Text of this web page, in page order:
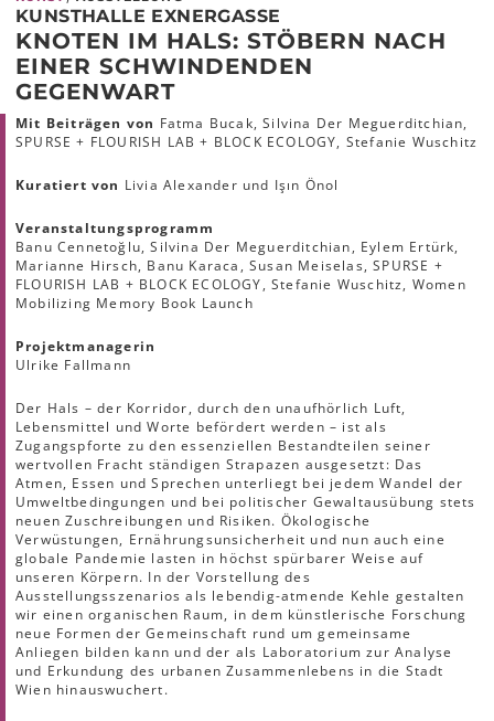
KUNSTHALLE EXNERGASSE
KNOTEN IM HALS: STÖBERN NACH
EINER SCHWINDENDEN
GEGENWART
Mit Beiträgen von Fatma Bucak, Silvina Der Meguerditchian,
SPURSE + FLOURISH LAB + BLOCK ECOLOGY, Stefanie Wuschitz
Kuratiert von Livia Alexander und Işın Önol
Veranstaltungsprogramm
Banu Cennetoğlu, Silvina Der Meguerditchian, Eylem Ertürk,
Marianne Hirsch, Banu Karaca, Susan Meiselas, SPURSE +
FLOURISH LAB + BLOCK ECOLOGY, Stefanie Wuschitz, Women
Mobilizing Memory Book Launch
Projektmanagerin
Ulrike Fallmann
Der Hals – der Korridor, durch den unaufhörlich Luft,
Lebensmittel und Worte befördert werden – ist als
Zugangspforte zu den essenziellen Bestandteilen seiner
wertvollen Fracht ständigen Strapazen ausgesetzt: Das
Atmen, Essen und Sprechen unterliegt bei jedem Wandel der
Umweltbedingungen und bei politischer Gewaltausübung stets
neuen Zuschreibungen und Risiken. Ökologische
Verwüstungen, Ernährungsunsicherheit und nun auch eine
globale Pandemie lasten in höchst spürbarer Weise auf
unseren Körpern. In der Vorstellung des
Ausstellungsszenarios als lebendig-atmende Kehle gestalten
wir einen organischen Raum, in dem künstlerische Forschung
neue Formen der Gemeinschaft rund um gemeinsame
Anliegen bilden kann und der als Laboratorium zur Analyse
und Erkundung des urbanen Zusammenlebens in die Stadt
Wien hinauswuchert.